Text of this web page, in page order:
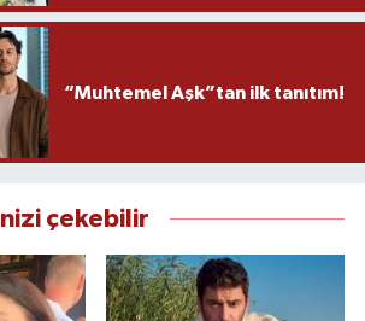
“Muhtemel Aşk”tan ilk tanıtım!
çekebilir